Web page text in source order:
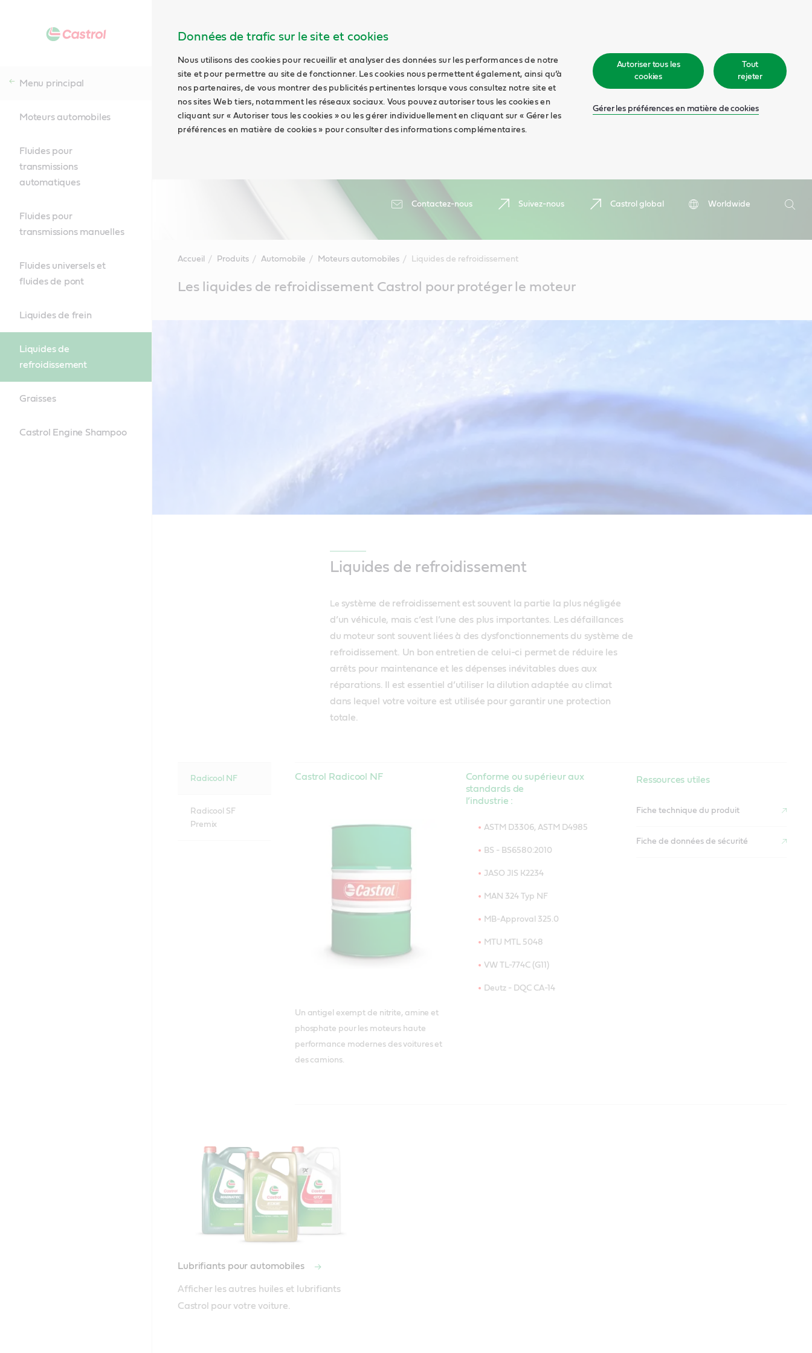
Données de trafic sur le site et cookies
Nous utilisons des cookies pour recueillir et analyser des données sur les performances de notre
site et pour permettre au site de fonctionner. Les cookies nous permettent également, ainsi qu’à
nos partenaires, de vous montrer des publicités pertinentes lorsque vous consultez notre site et
nos sites Web tiers, notamment les réseaux sociaux. Vous pouvez autoriser tous les cookies en
cliquant sur « Autoriser tous les cookies » ou les gérer individuellement en cliquant sur « Gérer les
préférences en matière de cookies » pour consulter des informations complémentaires.
Autoriser tous les
cookies
Tout
rejeter
Gérer les préférences en matière de cookies
Contactez-nous Suivez-nous Castrol global
Worldwide
Menu principal
Moteurs automobiles
Fluides pour
transmissions
automatiques
Fluides pour
transmissions manuelles
Fluides universels et
fluides de pont
Liquides de frein
Liquides de
refroidissement
Graisses
Castrol Engine Shampoo
Accueil Produits Automobile Moteurs automobiles Liquides de refroidissement
ContentLes liquides de refroidissement Castrol pour protéger le moteur
Liquides de refroidissement
Le système de refroidissement est souvent la partie la plus négligée
d’un véhicule, mais c’est l’une des plus importantes. Les défaillances
du moteur sont souvent liées à des dysfonctionnements du système de
refroidissement. Un bon entretien de celui-ci permet de réduire les
arrêts pour maintenance et les dépenses inévitables dues aux
réparations. Il est essentiel d’utiliser la dilution adaptée au climat
dans lequel votre voiture est utilisée pour garantir une protection
totale.
Radicool NF
Radicool SF
Premix
Castrol Radicool NF
Un antigel exempt de nitrite, amine et
phosphate pour les moteurs haute
performance modernes des voitures et
des camions.
Conforme ou supérieur aux
standards de
l’industrie :
ASTM D3306, ASTM D4985
BS - BS6580:2010
JASO JIS K2234
MAN 324 Typ NF
MB-Approval 325.0
MTU MTL 5048
VW TL-774C (G11)
Deutz - DQC CA-14
Ressources utiles
Fiche technique du produit
Fiche de données de sécurité
Lubrifiants pour automobiles
Afficher les autres huiles et lubrifiants
Castrol pour votre voiture.